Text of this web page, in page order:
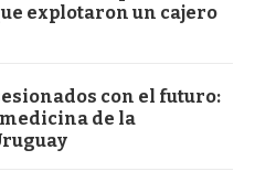
explotaron un cajero
con el futuro:
de la